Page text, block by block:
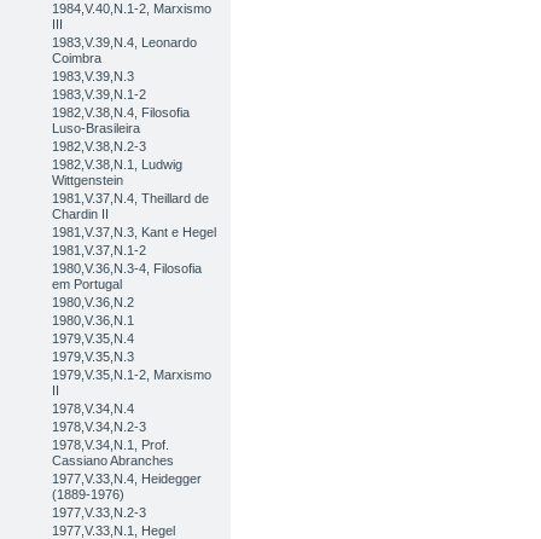
1984,V.40,N.1-2, Marxismo
III
1983,V.39,N.4, Leonardo
Coimbra
1983,V.39,N.3
1983,V.39,N.1-2
1982,V.38,N.4, Filosofia
Luso-Brasileira
1982,V.38,N.2-3
1982,V.38,N.1, Ludwig
Wittgenstein
1981,V.37,N.4, Theillard de
Chardin II
1981,V.37,N.3, Kant e Hegel
1981,V.37,N.1-2
1980,V.36,N.3-4, Filosofia
em Portugal
1980,V.36,N.2
1980,V.36,N.1
1979,V.35,N.4
1979,V.35,N.3
1979,V.35,N.1-2, Marxismo
II
1978,V.34,N.4
1978,V.34,N.2-3
1978,V.34,N.1, Prof.
Cassiano Abranches
1977,V.33,N.4, Heidegger
(1889-1976)
1977,V.33,N.2-3
1977,V.33,N.1, Hegel